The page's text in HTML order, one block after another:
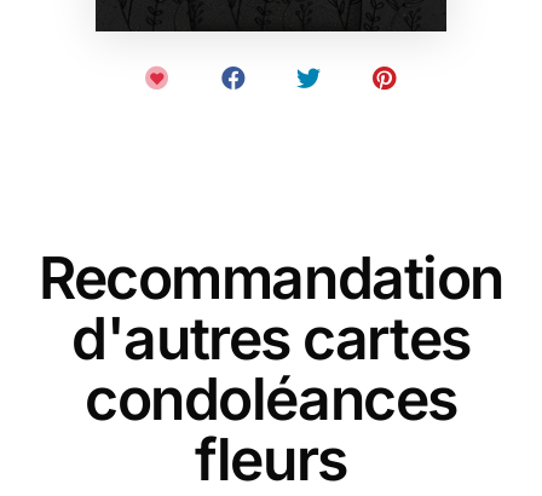
Recommandation
d'autres cartes
condoléances
fleurs